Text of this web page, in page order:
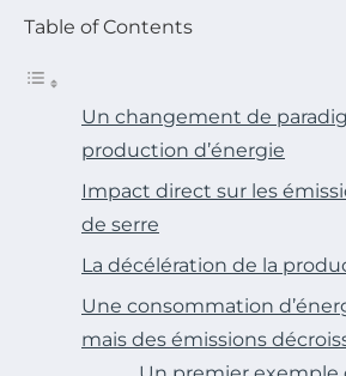
Table of Contents
Un changement de
production d’énergie
Impact direct sur les
de serre
La décélération de la
Une consommation
mais des émissions